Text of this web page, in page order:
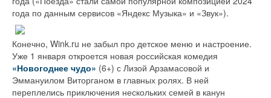
года по данным сервисов «Яндекс Музыка» и «Звук»).
Конечно, Wink.ru не забыл про детское меню и настроение.
Уже 1 января откроется новая российская комедия
«Новогоднее чудо» (6+) с Лизой Арзамасовой и
Эммануилом Виторганом в главных ролях. В ней
переплелись приключения нескольких семей в канун